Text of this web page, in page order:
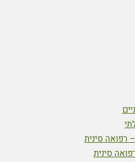
רפואה סינית
סינית